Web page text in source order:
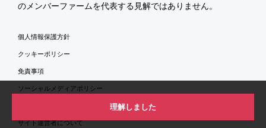
理解しました
のメンバーファームを代表する見解ではありません。
個人情報保護方針
クッキーポリシー
免責事項
ソーシャルメディアポリシー
サイト運営者について